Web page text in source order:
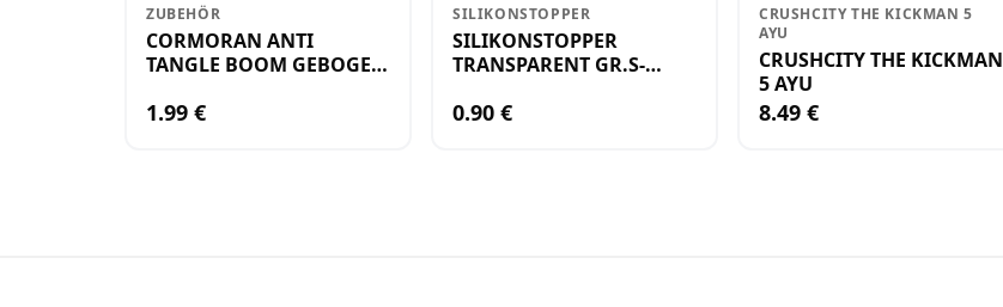
ZUBEHÖR
CORMORAN ANTI
TANGLE BOOM GEBOGEN
1.99 €
SILIKONSTOPPER
SILIKONSTOPPER
TRANSPARENT GR.S-
0.90 €
CRUSHCITY THE KICKMAN 5
AYU
CRUSHCITY THE KICKMAN
5 AYU
8.49 €